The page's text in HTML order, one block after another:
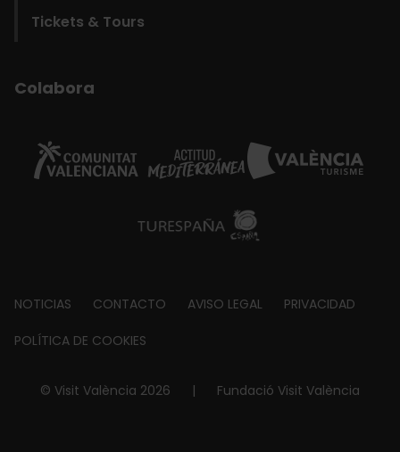
Tickets & Tours
Colabora
Footer
about
NOTICIAS CONTACTO AVISO LEGAL PRIVACIDAD
POLÍTICA DE COOKIES
© Visit València 2026 | Fundació Visit València